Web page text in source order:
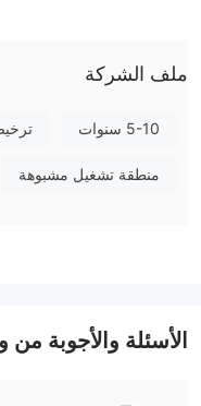
ملف الشركة
5-10 سنوات
منطقة تشغيل مشبوهة
الأسئلة والأجوبة من